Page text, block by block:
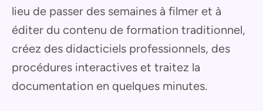
lieu de passer des semaines à filmer et à
éditer du contenu de formation traditionnel,
créez des didacticiels professionnels, des
procédures interactives et traitez la
documentation en quelques minutes.